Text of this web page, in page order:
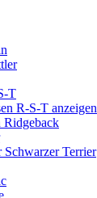
T
R-S-T anzeigen
Ridgeback
Schwarzer Terrier